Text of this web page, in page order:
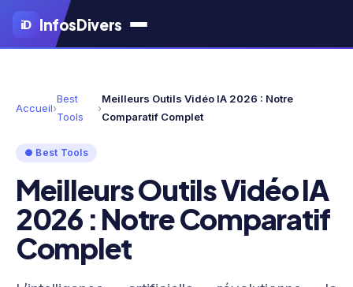
Aller
contenu
iD InfosDivers
Accueil›
Best
Tools
›
Meilleurs Outils Vidéo IA 2026 : Notre
Comparatif Complet
● Best Tools
Meilleurs Outils Vidéo IA
2026 : Notre Comparatif
Complet